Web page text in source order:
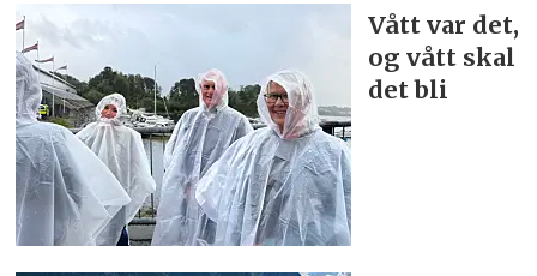
Vått var det,
og vått skal
det bli